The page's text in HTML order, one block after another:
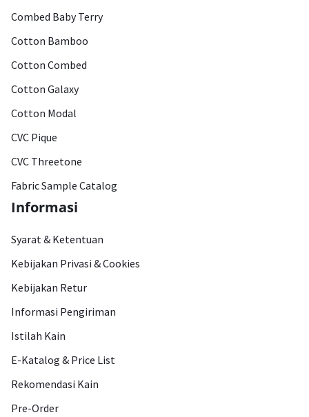
Combed Baby Terry
Cotton Bamboo
Cotton Combed
Cotton Galaxy
Cotton Modal
CVC Pique
CVC Threetone
Fabric Sample Catalog
Informasi
Syarat & Ketentuan
Kebijakan Privasi & Cookies
Kebijakan Retur
Informasi Pengiriman
Istilah Kain
E-Katalog & Price List
Rekomendasi Kain
Pre-Order